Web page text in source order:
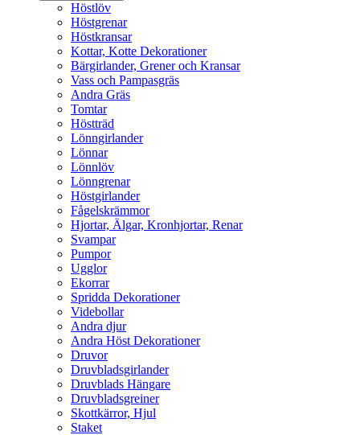
Höstlöv
Höstgrenar
Höstkransar
Kottar, Kotte Dekorationer
Bärgirlander, Grener och Kransar
Vass och Pampasgräs
Andra Gräs
Tomtar
Höstträd
Lönngirlander
Lönnar
Lönnlöv
Lönngrenar
Höstgirlander
Fågelskrämmor
Hjortar, Älgar, Kronhjortar, Renar
Svampar
Pumpor
Ugglor
Ekorrar
Spridda Dekorationer
Videbollar
Andra djur
Andra Höst Dekorationer
Druvor
Druvbladsgirlander
Druvblads Hängare
Druvbladsgreiner
Skottkärror, Hjul
Staket